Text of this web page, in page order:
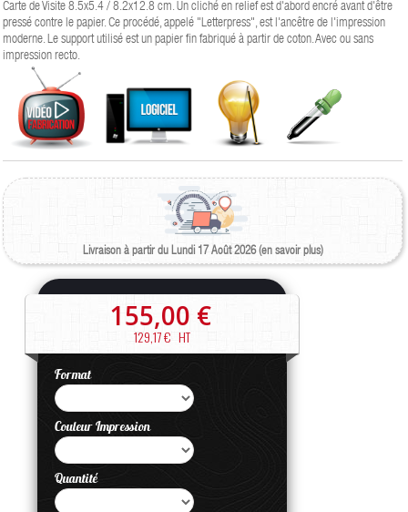
Carte de Visite 8.5x5.4 / 8.2x12.8 cm. Un cliché en relief est d'abord encré avant d'être
pressé contre le papier. Ce procédé, appelé "Letterpress", est l'ancêtre de l'impression
moderne. Le support utilisé est un papier fin fabriqué à partir de coton. Avec ou sans
impression recto.
Livraison à partir du Lundi 17 Août 2026 (en savoir plus)
155,00 €
129,17 € HT
Format
Couleur Impression
Quantité